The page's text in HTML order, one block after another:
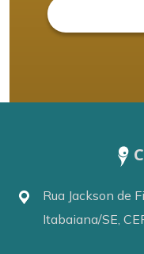
Rua Jackson de
Itabaiana/SE,